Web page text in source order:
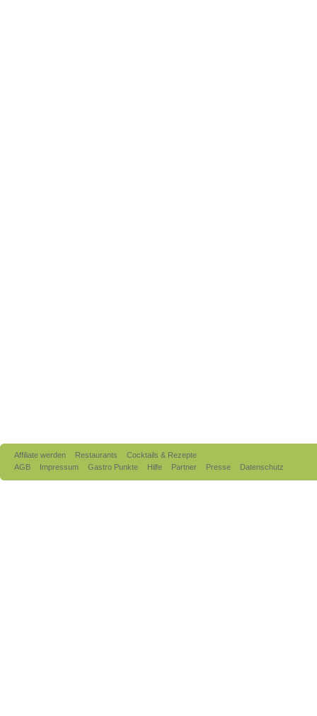
Affiliate werden Restaurants
Cocktails & Rezepte
AGB
Impressum Gastro Punkte Hilfe Partner Presse Datenschutz